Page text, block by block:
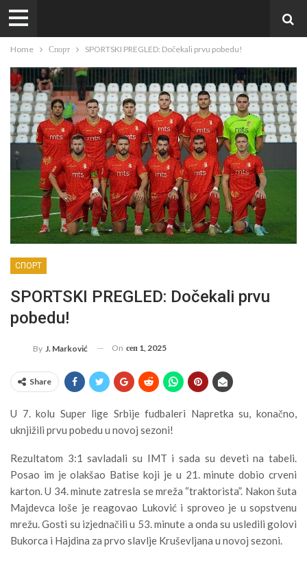
Home Спорт SPORTSKI PREGLED: Dočekali prvu pobedu!
СПОРТ
SPORTSKI PREGLED: Dočekali prvu
pobedu!
By J. Marković On сеп 1, 2025
Share
U 7. kolu Super lige Srbije fudbaleri Napretka su, konačno,
uknjižili prvu pobedu u novoj sezoni!
Rezultatom 3:1 savladali su IMT i sada su deveti na tabeli.
Posao im je olakšao Batise koji je u 21. minute dobio crveni
karton. U 34. minute zatresla se mreža “traktorista”. Nakon šuta
Majdevca loše je reagovao Luković i sproveo je u sopstvenu
mrežu. Gosti su izjednačili u 53. minute a onda su usledili golovi
Bukorca i Hajdina za prvo slavlje Kruševljana u novoj sezoni.